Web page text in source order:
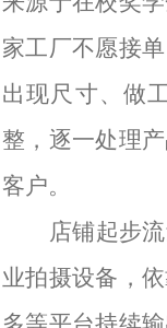
家工厂不愿接
出现尺寸、做
整，逐一处理
客户。
店铺起步
业拍摄设备，